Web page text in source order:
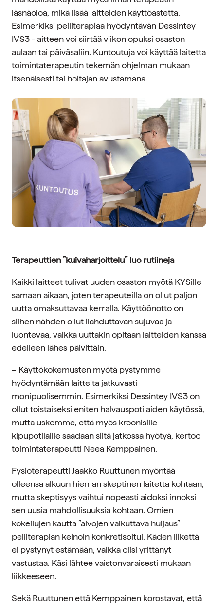
läsnäoloa, mikä lisää laitteiden käyttöastetta.
Esimerkiksi peiliterapiaa hyödyntävän Dessintey
IVS3 -laitteen voi siirtää viikonlopuksi osaston
aulaan tai päiväsaliin. Kuntoutuja voi käyttää laitetta
toimintaterapeutin tekemän ohjelman mukaan
itsenäisesti tai hoitajan avustamana.
Terapeuttien ”kuivaharjoittelu” luo rutiineja
Kaikki laitteet tulivat uuden osaston myötä KYSille
samaan aikaan, joten terapeuteilla on ollut paljon
uutta omaksuttavaa kerralla. Käyttöönotto on
siihen nähden ollut ilahduttavan sujuvaa ja
luontevaa, vaikka uuttakin opitaan laitteiden kanssa
edelleen lähes päivittäin.
– Käyttökokemusten myötä pystymme
hyödyntämään laitteita jatkuvasti
monipuolisemmin. Esimerkiksi Dessintey IVS3 on
ollut toistaiseksi eniten halvauspotilaiden käytössä,
mutta uskomme, että myös kroonisille
kipupotilaille saadaan siitä jatkossa hyötyä, kertoo
toimintaterapeutti Neea Kemppainen.
Fysioterapeutti Jaakko Ruuttunen myöntää
olleensa alkuun hieman skeptinen laitetta kohtaan,
mutta skeptisyys vaihtui nopeasti aidoksi innoksi
sen uusia mahdollisuuksia kohtaan. Omien
kokeilujen kautta ”aivojen vaikuttava huijaus”
peiliterapian keinoin konkretisoitui. Käden liikettä
ei pystynyt estämään, vaikka olisi yrittänyt
vastustaa. Käsi lähtee vaistonvaraisesti mukaan
liikkeeseen.
Sekä Ruuttunen että Kemppainen korostavat, että